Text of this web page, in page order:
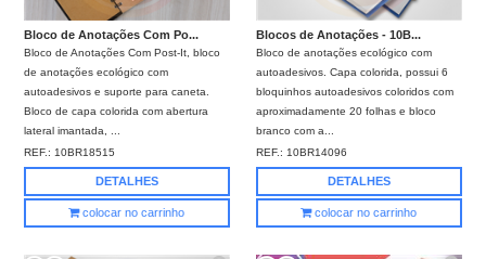
Bloco de Anotações Com Po...
Bloco de Anotações Com Post-It, bloco
de anotações ecológico com
autoadesivos e suporte para caneta.
Bloco de capa colorida com abertura
lateral imantada, ...
REF.:10BR18515
DETALHES
colocar no carrinho
Blocos de Anotações - 10B...
Bloco de anotações ecológico com
autoadesivos. Capa colorida, possui 6
bloquinhos autoadesivos coloridos com
aproximadamente 20 folhas e bloco
branco com a...
REF.:10BR14096
DETALHES
colocar no carrinho